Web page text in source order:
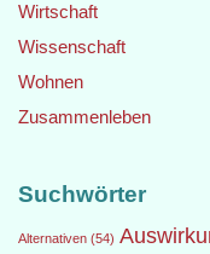
Wirtschaft
Wissenschaft
Wohnen
Zusammenleben
Suchwörter
Alternativen (54)